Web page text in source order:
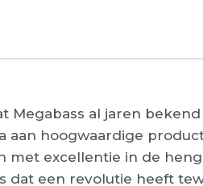
Megabass al jaren
aan hoogwaardige
met excellentie in de
dat een revolutie heeft